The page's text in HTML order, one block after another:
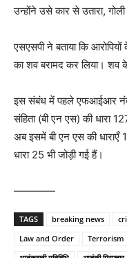
उन्होंने उसे कार से उतारा,
एसएसपी ने बताया कि
का शव बरामद कर लिया। शव
इस संबंध में पहले एफआईआर
संहिता (बी एन एस) की धारा
अब इसमें बी एन एस की
धारा 25 भी जोड़ी गई हैं।
————
TAGS breaking news
Law and Order
Terrorism